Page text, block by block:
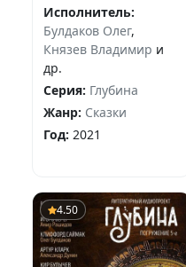
Исполнитель:
Булдаков Олег,
Князев Владимир и
др.
Серия: Глубина
Жанр: Сказки
Год: 2021
4.50